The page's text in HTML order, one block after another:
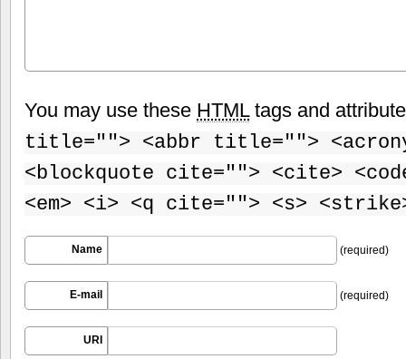
You may use these HTMLtags and
title=""> <abbr title="">
<blockquote cite=""> <cite>
<em> <i> <q cite=""> <s>
Name (required)
E-mail (required)
URI